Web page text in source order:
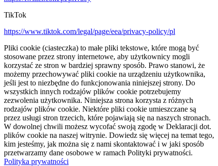
TikTok
https://www.tiktok.com/legal/page/eea/privacy-policy/pl
Pliki cookie (ciasteczka) to małe pliki tekstowe, które mogą być
stosowane przez strony internetowe, aby użytkownicy mogli
korzystać ze stron w bardziej sprawny sposób. Prawo stanowi, że
możemy przechowywać pliki cookie na urządzeniu użytkownika,
jeśli jest to niezbędne do funkcjonowania niniejszej strony. Do
wszystkich innych rodzajów plików cookie potrzebujemy
zezwolenia użytkownika. Niniejsza strona korzysta z różnych
rodzajów plików cookie. Niektóre pliki cookie umieszczane są
przez usługi stron trzecich, które pojawiają się na naszych stronach.
W dowolnej chwili możesz wycofać swoją zgodę w Deklaracji dot.
plików cookie na naszej witrynie. Dowiedz się więcej na temat tego,
kim jesteśmy, jak można się z nami skontaktować i w jaki sposób
przetwarzamy dane osobowe w ramach Polityki prywatności.
Polityka prywatności